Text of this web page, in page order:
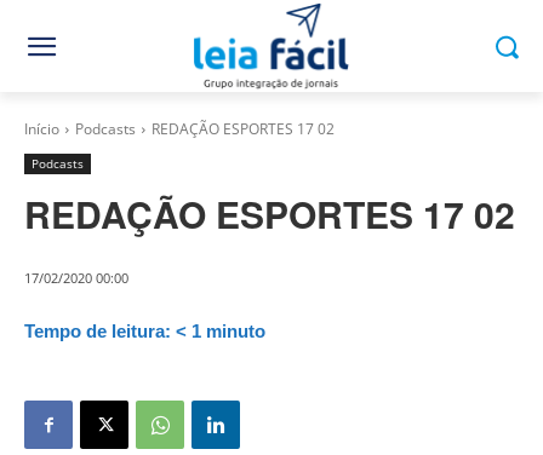
Início Podcasts REDAÇÃO ESPORTES 17 02
Podcasts
REDAÇÃO ESPORTES 17 02
17/02/2020 00:00
Tempo de leitura: < 1 minuto